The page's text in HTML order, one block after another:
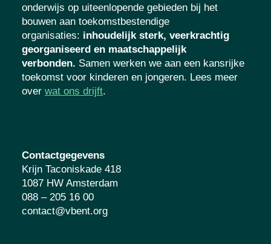
onderwijs op uiteenlopende gebieden bij het
bouwen aan toekomstbestendige
organisaties: inhoudelijk sterk, veerkrachtig
georganiseerd en maatschappelijk
verbonden. Samen werken we aan een kansrijke
toekomst voor kinderen en jongeren. Lees meer
over wat ons drijft.
Contactgegevens
Krijn Taconiskade 418
1087 HW Amsterdam
088 – 205 16 00
contact@vbent.org